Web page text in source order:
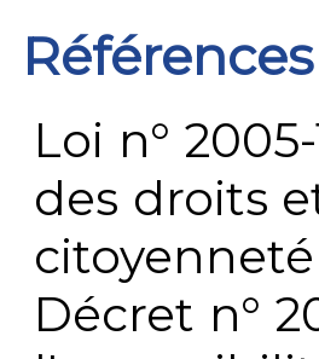
Loi n°
des droits
Décret n°